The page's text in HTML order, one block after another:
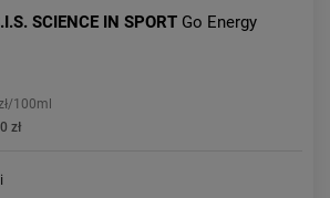
SCIENCE IN SPORT Go Energy
100ml
zł